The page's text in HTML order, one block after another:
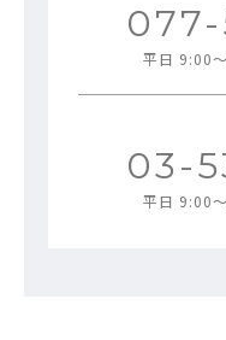
平日 9:00
03-
平日 9:00